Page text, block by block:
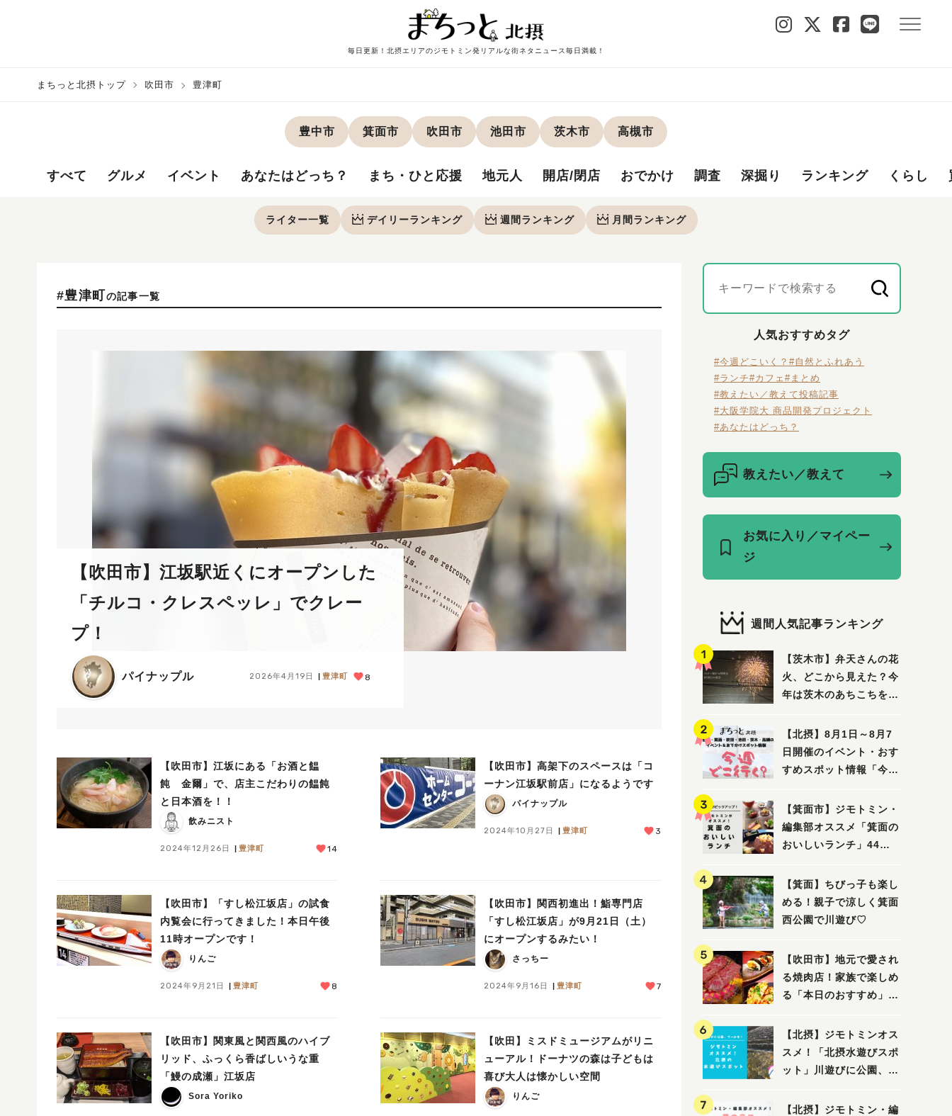
毎日更新！北摂エリアのジモトミン発リアルな街ネタニュース毎日満載！
まちっと北摂トップ 吹田市 豊津町
豊中市 箕面市 吹田市 池田市 茨木市 高槻市
すべて グルメ イベント あなたはどっち？ まち・ひと応援 地元人 開店/閉店 おでかけ 調査 深掘り ランキング くらし
ライター一覧 デイリーランキング 週間 ランキング 月間 ランキング
#豊津町 の記事一覧
【吹田市】江坂駅近くにオープンした
「チルコ・クレスペッレ」でクレー
プ！
パイナップル 2026年4月19日 豊津町 8
【吹田市】江坂にある「お酒と饂
飩 金爾」で、店主こだわりの饂飩
と日本酒を！！
飲みニスト
2024年12月26日 豊津町 14
【吹田市】高架下のスペースは「コ
ーナン江坂駅前店」になるようです
パイナップル
2024年10月27日 豊津町 3
【吹田市】「すし松江坂店」の試食
内覧会に行ってきました！本日午後
11時オープンです！
りんご
2024年9月21日 豊津町 8
【吹田市】関西初進出！鮨専門店
「すし松江坂店」が9月21日（土）
にオープンするみたい！
さっちー
2024年9月16日 豊津町 7
【吹田市】関東風と関西風のハイブ
リッド、ふっくら香ばしいうな重
「鰻の成瀬」江坂店
Sora Yoriko
【吹田】ミスドミュージアムがリニ
ューアル！ドーナツの森は子どもは
喜び大人は懐かしい空間
りんご
人気おすすめタグ
#今週どこいく？ #自然とふれあう
#ランチ#カフェ #まとめ
#教えたい／教えて投稿記事
#大阪学院大 商品開発プロジェクト
#あなたはどっち？
教えたい／教えて
お気に入り／マイペー
ジ
週間人気記事ランキング
【茨木市】弁天さんの花
火、どこから見えた？今
年は茨木のあちこちを巡
【北摂】8月1日～8月7
日開催のイベント・おす
すめスポット情報「今週
面・吹田・池田・茨木・
高槻）
【箕面市】ジモトミン・
編集部オススメ「箕面の
おいしいランチ」44
から穴場まで！〜
【箕面】ちびっ子も楽し
める！親子で涼しく箕面
西公園で川遊び♡
【吹田市】地元で愛され
る焼肉店！家族で楽しめ
る「本日のおすすめ」で
【北摂】ジモトミンオス
スメ！「北摂水遊びスポ
ット」川遊びに公園、プ
吹田・茨木・高槻）
【北摂】ジモトミン・編